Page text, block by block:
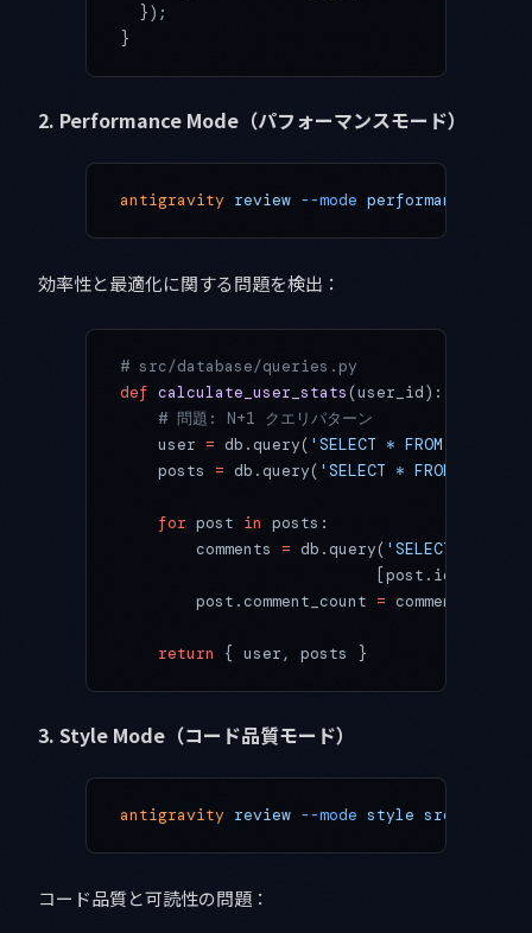
  });
}
2. Performance Mode（パフォーマンスモード）
antigravity review --mode performance
効率性と最適化に関する問題を検出：
# src/database/queries.py
def calculate_user_stats(user_id):
    # 問題: N+1 クエリパターン
    user
= db.query( 'SELECT * FROM users
    posts
= db.query( 'SELECT * FROM posts
    for
post in posts:
        comments
= db.query( 'SELECT
                           [post.id])
        post.comment_count
= comments
    return
{ user, posts }
3. Style Mode（コード品質モード）
antigravity review --mode style src/
コード品質と可読性の問題：